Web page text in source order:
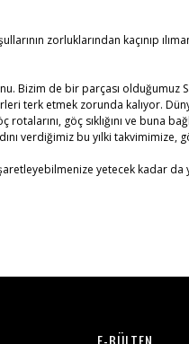
zorluklarından kaçınıp
Bizim de bir parçası olduğumuz
terk etmek zorunda kalıyor.
göç sıklığını ve buna
verdiğimiz bu yılki takvimimize,
yetecek kadar